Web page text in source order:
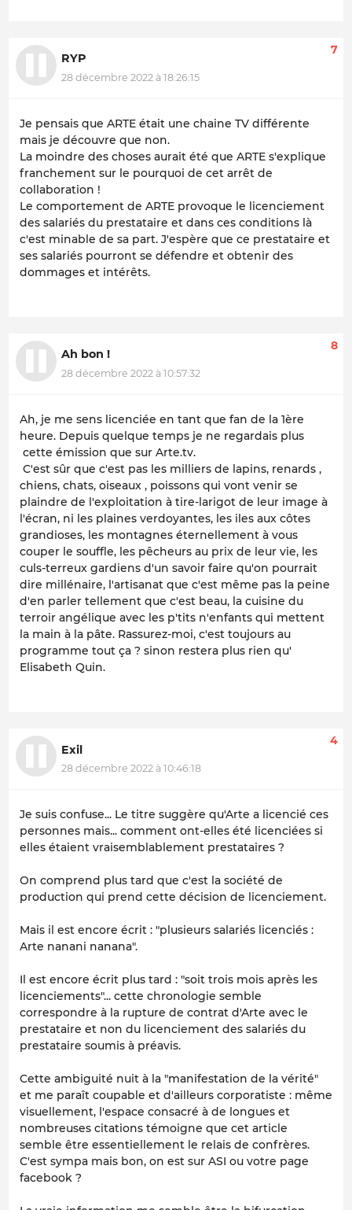
RYP
28 décembre 2022 à 18:26:15
7
Je pensais que ARTE était une chaine TV différente
mais je découvre que non.
La moindre des choses aurait été que ARTE s'explique
franchement sur le pourquoi de cet arrêt de
collaboration !
Le comportement de ARTE provoque le licenciement
des salariés du prestataire et dans ces conditions là
c'est minable de sa part. J'espère que ce prestataire et
ses salariés pourront se défendre et obtenir des
dommages et intérêts.
Ah bon !
28 décembre 2022 à 10:57:32
8
Ah, je me sens licenciée en tant que fan de la 1ère
heure. Depuis quelque temps je ne regardais plus
cette émission que sur Arte.tv.
C'est sûr que c'est pas les milliers de lapins, renards ,
chiens, chats, oiseaux , poissons qui vont venir se
plaindre de l'exploitation à tire-larigot de leur image à
l'écran, ni les plaines verdoyantes, les iles aux côtes
grandioses, les montagnes éternellement à vous
couper le souffle, les pêcheurs au prix de leur vie, les
culs-terreux gardiens d'un savoir faire qu'on pourrait
dire millénaire, l'artisanat que c'est même pas la peine
d'en parler tellement que c'est beau, la cuisine du
terroir angélique avec les p'tits n'enfants qui mettent
la main à la pâte. Rassurez-moi, c'est toujours au
programme tout ça ? sinon restera plus rien qu'
Elisabeth Quin.
Exil
28 décembre 2022 à 10:46:18
4
Je suis confuse... Le titre suggère qu'Arte a licencié ces
personnes mais... comment ont-elles été licenciées si
elles étaient vraisemblablement prestataires ?
On comprend plus tard que c'est la société de
production qui prend cette décision de licenciement.
Mais il est encore écrit : "plusieurs salariés licenciés :
Arte nanani nanana".
Il est encore écrit plus tard : "soit trois mois après les
licenciements"... cette chronologie semble
correspondre à la rupture de contrat d'Arte avec le
prestataire et non du licenciement des salariés du
prestataire soumis à préavis.
Cette ambiguité nuit à la "manifestation de la vérité"
et me paraît coupable et d'ailleurs corporatiste : même
visuellement, l'espace consacré à de longues et
nombreuses citations témoigne que cet article
semble être essentiellement le relais de confrères.
C'est sympa mais bon, on est sur ASI ou votre page
facebook ?